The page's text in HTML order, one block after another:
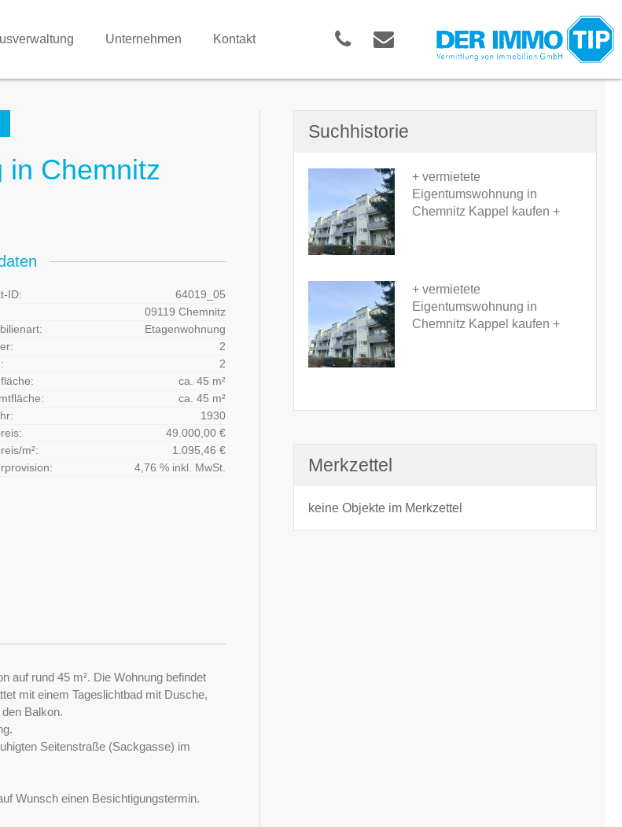
Unternehmen Kontakt
in Chemnitz
ID:
64019_05
09119 Chemnitz
Etagenwohnung
2
2
ca. 45 m²
ca. 45 m²
1930
49.000,00 €
m²:
1.095,46 €
4,76 % inkl. MwSt.
auf rund 45 m². Die Wohnung befindet
mit einem Tageslichtbad mit Dusche,
Balkon.
Seitenstraße (Sackgasse) im
Wunsch einen Besichtigungstermin.
Suchhistorie
+ vermietete
Eigentumswohnung in
Chemnitz Kappel kaufen +
+ vermietete
Eigentumswohnung in
Chemnitz Kappel kaufen +
Merkzettel
keine Objekte im Merkzettel